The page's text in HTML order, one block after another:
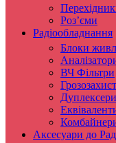
Роз’єми
Радіообладнання
Блоки
ВЧ Фільтри
Грозозахист
Дуплексери
Аксесуари до